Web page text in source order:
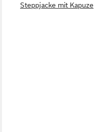
Steppjacke mit Kapuze